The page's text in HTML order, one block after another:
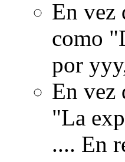
En vez
como
por
En vez
"La
.... En